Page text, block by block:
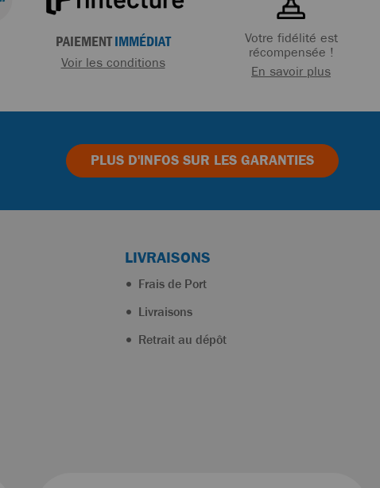
PAIEMENTIMMÉDIAT
Voir les conditions
Votre fidélité est
récompensée !
En savoir plus
PLUS D'INFOSSUR LES GARANTIES
LIVRAISONS
Frais de Port
Livraisons
Retrait au dépôt